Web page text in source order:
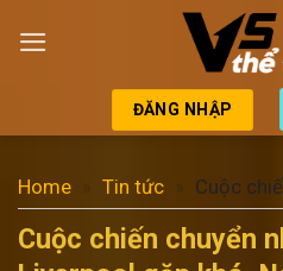
qua
ĐĂNG NHẬP
Home Tin tức
Cuộc
Cuộc chiến chuyển